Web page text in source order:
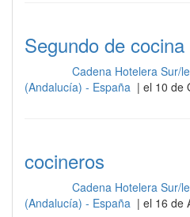
Segundo de cocina
Cadena Hotelera Sur/
(Andalucía) - España | el 10 de
cocineros
Cadena Hotelera Sur/
(Andalucía) - España | el 16 de